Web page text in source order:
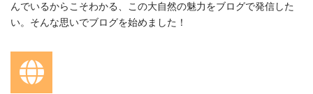
んでいるからこそわかる、この大自然の魅力をブログで発信した
い。そんな思いでブログを始めました！